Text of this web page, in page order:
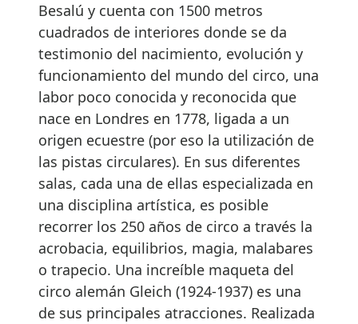
Besalú y cuenta con 1500 metros
cuadrados de interiores donde se da
testimonio del nacimiento, evolución y
funcionamiento del mundo del circo, una
labor poco conocida y reconocida que
nace en Londres en 1778, ligada a un
origen ecuestre (por eso la utilización de
las pistas circulares). En sus diferentes
salas, cada una de ellas especializada en
una disciplina artística, es posible
recorrer los 250 años de circo a través la
acrobacia, equilibrios, magia, malabares
o trapecio. Una increíble maqueta del
circo alemán Gleich (1924-1937) es una
de sus principales atracciones. Realizada